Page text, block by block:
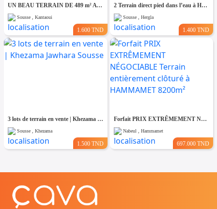
UN BEAU TERRAIN DE 489 m² A KANTAOUI
Sousse , Kantaoui
1.600 TND
2 Terrain direct pied dans l’eau à Hergla
Sousse , Hergla
1.400 TND
3 lots de terrain en vente | Khezama Jawhara Sousse
Sousse , Khezama
1.500 TND
Forfait PRIX EXTRÊMEMENT NÉGOCIABLE Terrain entièrement clôturé à HAMMAMET 8200m²
Nabeul , Hammamet
697.000 TND